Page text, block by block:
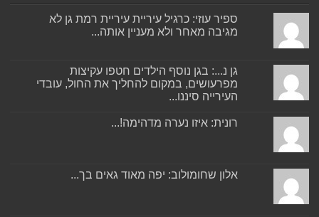
ספיר עוזי: כרגיל עיריית עיריית רמת גן לא
מגיבה מאחר ולא מעניין אותה...
גן נ...: בגן נוסף הילדים חטפו עקיצות
מפרעושים, במקום להחליך את החול, עובדי
העירייה סיננו...
רונית: איזו נערה מדהימה!...
אלון שחומולוב: יפה מאוד גאים בך...